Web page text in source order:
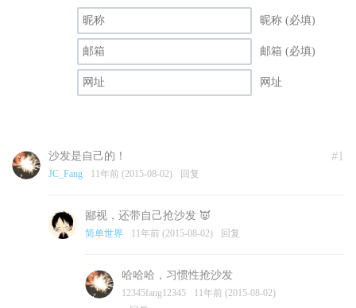
昵称 (必填)
邮箱 (必填)
网址
#1
沙发是自己的！
JC_Fang 11年前 (2015-08-02) 回复
鄙视，还带自己抢沙发 👿
简单世界 11年前 (2015-08-02) 回复
哈哈哈，习惯性抢沙发
12345fang12345
11年前 (2015-08-02)